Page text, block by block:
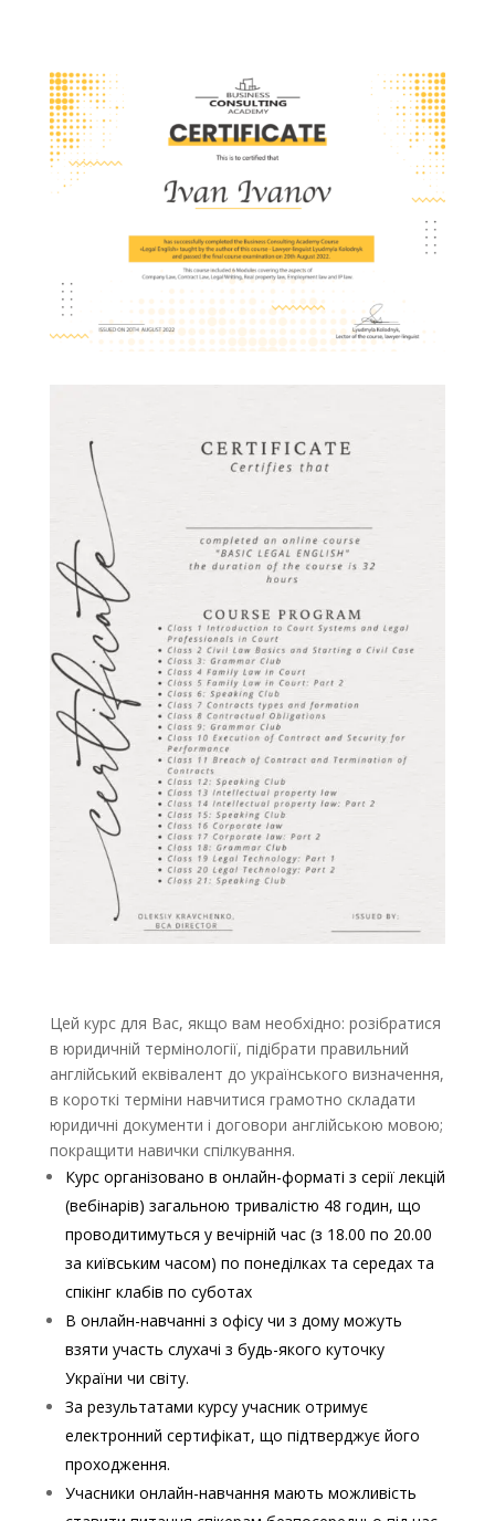
Цей курс для Вас, якщо вам необхідно: розібратися
в юридичній термінології, підібрати правильний
англійський еквівалент до українського визначення,
в короткі терміни навчитися грамотно складати
юридичні документи і договори англійською мовою;
покращити навички спілкування.
Курс організовано в онлайн-форматі з серії лекцій
(вебінарів) загальною тривалістю 48 годин, що
проводитимуться у вечірній час (з 18.00 по 20.00
за київським часом) по понеділках та середах та
спікінг клабів по суботах
В онлайн-навчанні з офісу чи з дому можуть
взяти участь слухачі з будь-якого куточку
України чи світу.
За результатами курсу учасник отримує
електронний сертифікат, що підтверджує його
проходження.
Учасники онлайн-навчання мають можливість